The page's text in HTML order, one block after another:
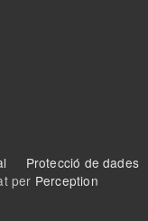
Protecció de dades
per Perception